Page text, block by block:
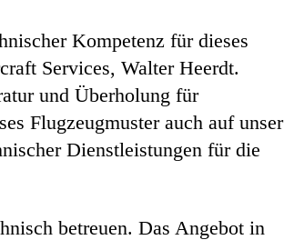
Kompetenz für dieses
Services, Walter Heerdt.
und Überholung für
Flugzeugmuster auch auf unser
Dienstleistungen für die
betreuen. Das Angebot in